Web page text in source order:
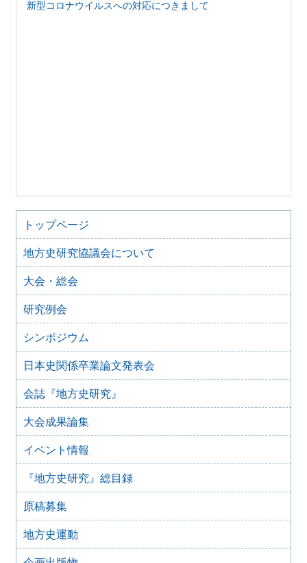
新型コロナウイルスへの対応につきまして
トップページ
地方史研究協議会について
大会・総会
研究例会
シンポジウム
日本史関係卒業論文発表会
会誌『地方史研究』
大会成果論集
イベント情報
『地方史研究』総目録
原稿募集
地方史運動